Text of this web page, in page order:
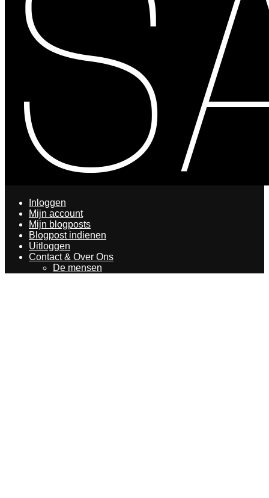
Inloggen
Mijn account
Mijn blogposts
Blogpost indienen
Uitloggen
Contact & Over Ons
De mensen